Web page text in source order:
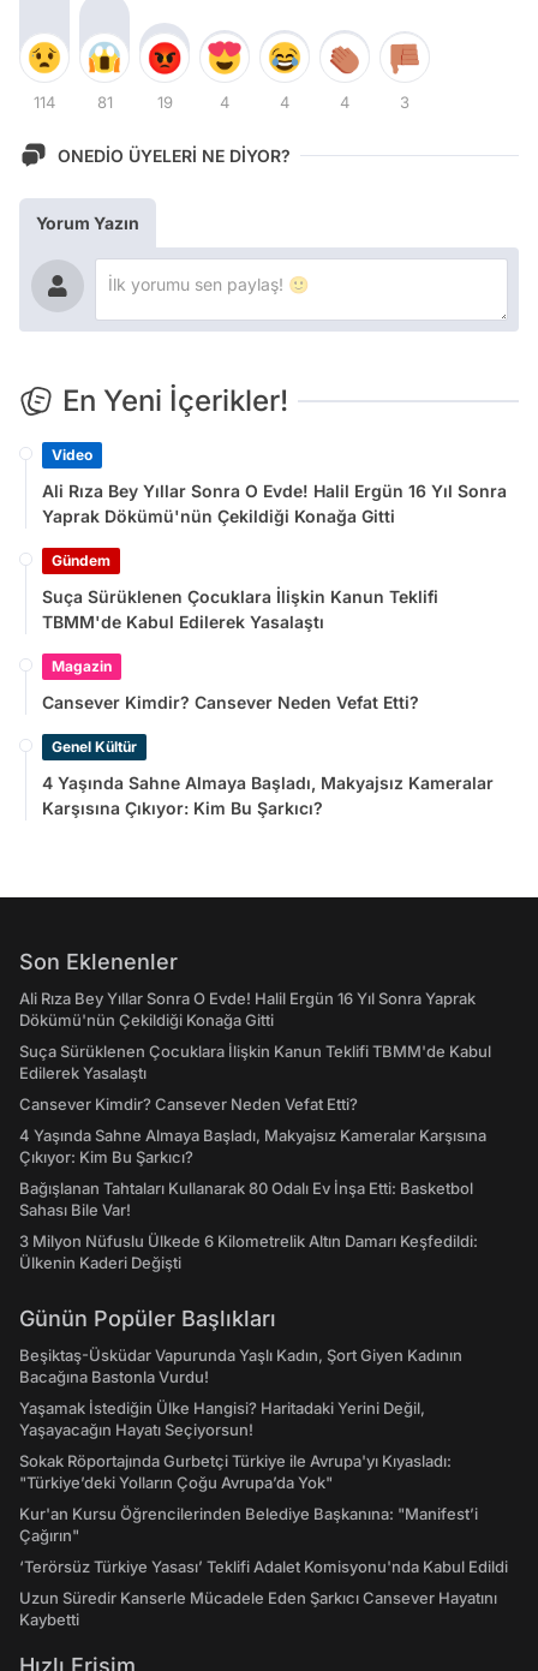
114 81 19 4 4 4 3
ONEDİO ÜYELERİ NE DİYOR?
Yorum Yazın
En Yeni İçerikler!
Video
Ali Rıza Bey Yıllar Sonra O Evde! Halil Ergün 16 Yıl Sonra
Yaprak Dökümü'nün Çekildiği Konağa Gitti
Gündem
Suça Sürüklenen Çocuklara İlişkin Kanun Teklifi
TBMM'de Kabul Edilerek Yasalaştı
Magazin
Cansever Kimdir? Cansever Neden Vefat Etti?
Genel Kültür
4 Yaşında Sahne Almaya Başladı, Makyajsız Kameralar
Karşısına Çıkıyor: Kim Bu Şarkıcı?
Son Eklenenler
Ali Rıza Bey Yıllar Sonra O Evde! Halil Ergün 16 Yıl Sonra Yaprak
Dökümü'nün Çekildiği Konağa Gitti
Suça Sürüklenen Çocuklara İlişkin Kanun Teklifi TBMM'de Kabul
Edilerek Yasalaştı
Cansever Kimdir? Cansever Neden Vefat Etti?
4 Yaşında Sahne Almaya Başladı, Makyajsız Kameralar Karşısına
Çıkıyor: Kim Bu Şarkıcı?
Bağışlanan Tahtaları Kullanarak 80 Odalı Ev İnşa Etti: Basketbol
Sahası Bile Var!
3 Milyon Nüfuslu Ülkede 6 Kilometrelik Altın Damarı Keşfedildi:
Ülkenin Kaderi Değişti
Günün Popüler Başlıkları
Beşiktaş-Üsküdar Vapurunda Yaşlı Kadın, Şort Giyen Kadının
Bacağına Bastonla Vurdu!
Yaşamak İstediğin Ülke Hangisi? Haritadaki Yerini Değil,
Yaşayacağın Hayatı Seçiyorsun!
Sokak Röportajında Gurbetçi Türkiye ile Avrupa'yı Kıyasladı:
"Türkiye’deki Yolların Çoğu Avrupa’da Yok"
Kur'an Kursu Öğrencilerinden Belediye Başkanına: "Manifest’i
Çağırın"
‘Terörsüz Türkiye Yasası’ Teklifi Adalet Komisyonu'nda Kabul Edildi
Uzun Süredir Kanserle Mücadele Eden Şarkıcı Cansever Hayatını
Kaybetti
Hızlı Erişim